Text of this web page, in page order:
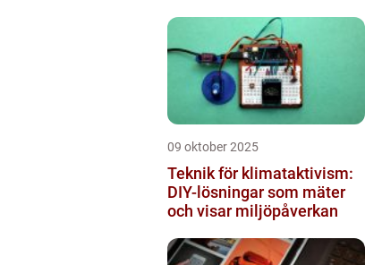
09 oktober 2025
Teknik för klimataktivism:
DIY-lösningar som mäter
och visar miljöpåverkan